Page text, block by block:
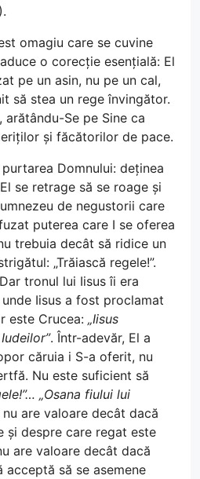
omagiu care se cuvine
o corecție esențială: El
pe un asin, nu pe un cal,
să stea un rege învingător.
Se pe Sine ca
și făcătorilor de pace.
Domnului: deținea
se retrage să se roage și
de negustorii care
puterea care I se oferea
trebuia decât să ridice un
„Trăiască regele!”.
tronul lui Iisus îi era
Iisus a fost proclamat
este Crucea: „Iisus
. Într-adevăr, El a
căruia i S-a oferit, nu
Nu este suficient să
„Osana fiului lui
are valoare decât dacă
și despre care regat este
are valoare decât dacă
să se asemene